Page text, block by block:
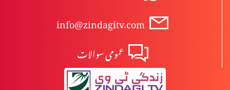
نیا سال – میں کیا کروں؟
info@zindagitv.com
عمومی سوالات